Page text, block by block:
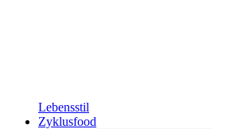
Lebensstil
Zyklusfood